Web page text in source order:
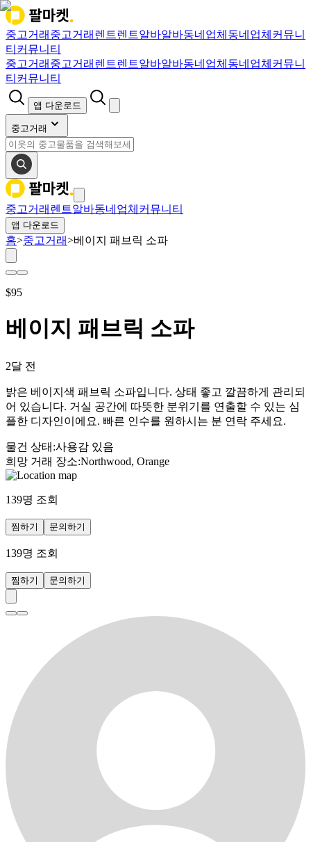
중고거래 중고거래 렌트렌트알바알바동네업체 동네업체 커뮤니
티 커뮤니티
중고거래 중고거래 렌트렌트알바알바동네업체 동네업체 커뮤니
티 커뮤니티
앱 다운로드
중고거래
중고거래 렌트알바동네업체 커뮤니티
앱 다운로드
홈>중고거래>베이지 패브릭 소파
$95
베이지 패브릭 소파
2달 전
밝은 베이지색 패브릭 소파입니다. 상태 좋고 깔끔하게 관리되
어 있습니다. 거실 공간에 따뜻한 분위기를 연출할 수 있는 심
플한 디자인이에요. 빠른 인수를 원하시는 분 연락 주세요.
물건 상태 :사용감 있음
희망 거래 장소:Northwood, Orange
139명 조회
찜하기 문의하기
139명 조회
찜하기 문의하기